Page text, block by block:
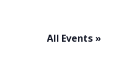
« All Events